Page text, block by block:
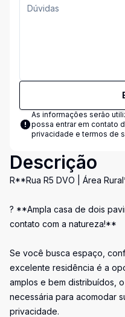
As informações serão
possa entrar em contato
privacidade e termos de
Descrição
R**Rua R5 DVO | Área
? **Ampla casa de dois
contato com a natureza!**
Se você busca espaço,
excelente residência é a
amplos e bem distribuídos,
necessária para acomodar
privacidade.